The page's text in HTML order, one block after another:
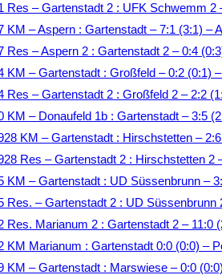
Res – Gartenstadt 2 : UFK Schwemm 2
KM – Aspern : Gartenstadt – 7:1 (3:1) –
Res – Aspern 2 : Gartenstadt 2 – 0:4
KM – Gartenstadt : Großfeld – 0:2 (0:1)
Res – Gartenstadt 2 : Großfeld 2 – 2:2
KM – Donaufeld 1b : Gartenstadt – 3:5
KM – Gartenstadt : Hirschstetten –
Res – Gartenstadt 2 : Hirschstetten 2
KM – Gartenstadt : UD Süssenbrunn –
Res. – Gartenstadt 2 : UD Süssenbrunn
Res. Marianum 2 : Gartenstadt 2 – 11:0
KM Marianum : Gartenstadt 0:0 (0:0) –
KM – Gartenstadt : Marswiese – 0:0